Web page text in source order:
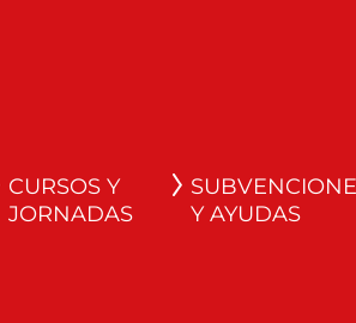
CURSOS Y
JORNADAS
Y AYUDAS